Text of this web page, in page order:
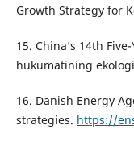
Growth Strategy for
15. China’s 14th
hukumatining
16. Danish Energy
strategies. https://